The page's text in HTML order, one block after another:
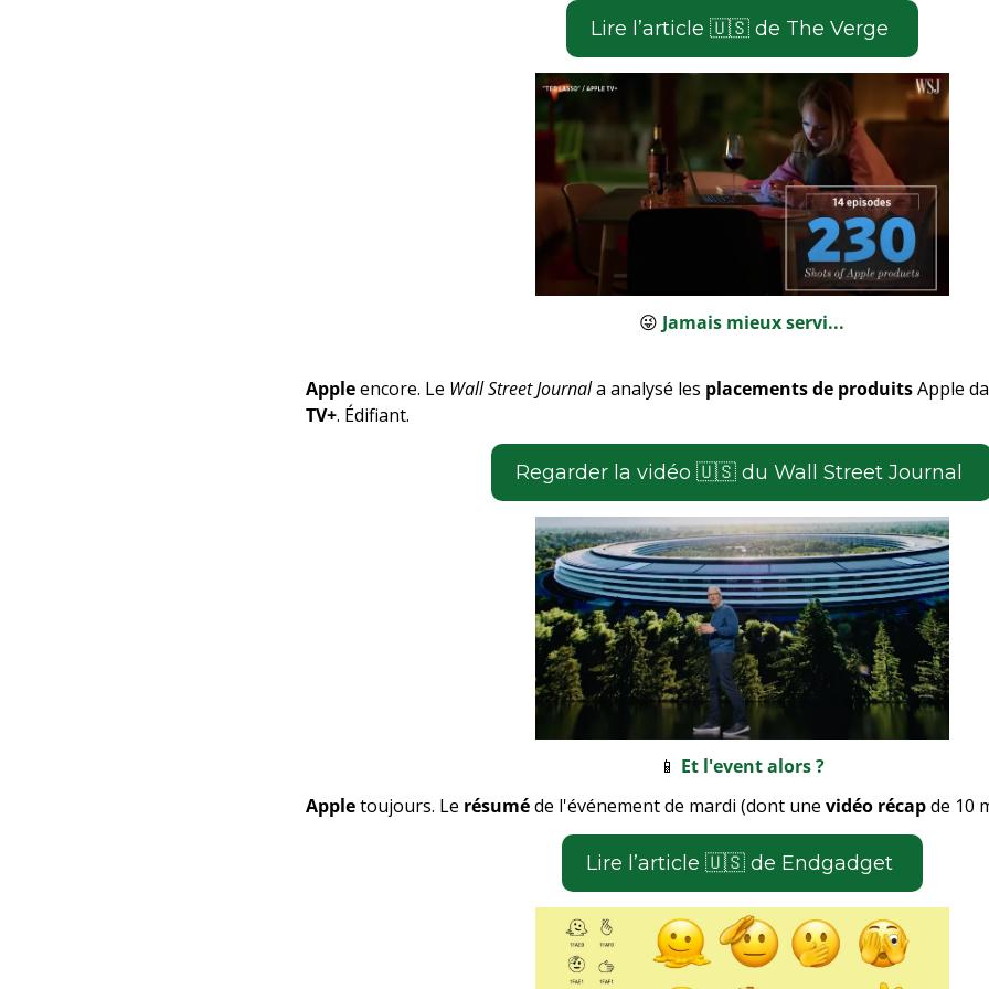
­Lire l’article 🇺🇸 de The Verge
😜 Jamais mieux servi...
Apple encore. Le Wall Street Journal a analysé les placements de produits Apple
TV+. Édifiant.
­Regarder la vidéo 🇺🇸 du Wall Street Journal
📱 Et l'event alors ?
Apple toujours. Le résumé de l'événement de mardi (dont une vidéo récap de 10
­Lire l’article 🇺🇸 de Endgadget